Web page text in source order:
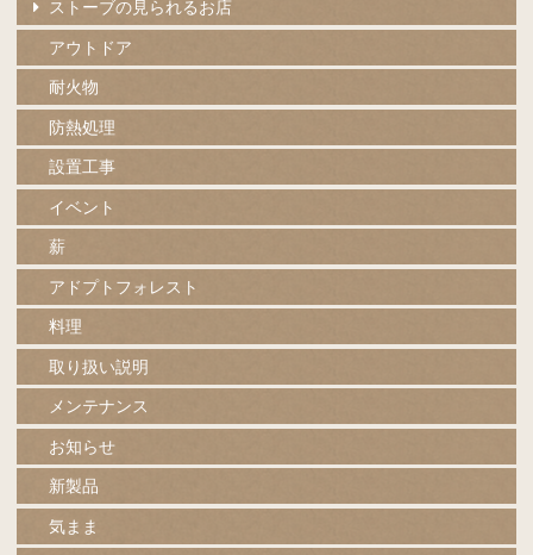
ストーブの見られるお店
アウトドア
耐火物
防熱処理
設置工事
イベント
薪
アドプトフォレスト
料理
取り扱い説明
メンテナンス
お知らせ
新製品
気まま